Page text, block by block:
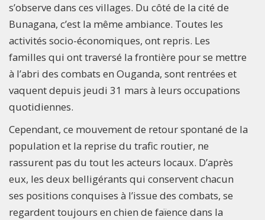
s’observe dans ces villages. Du côté de la cité de
Bunagana, c’est la même ambiance. Toutes les
activités socio-économiques, ont repris. Les
familles qui ont traversé la frontière pour se mettre
à l’abri des combats en Ouganda, sont rentrées et
vaquent depuis jeudi 31 mars à leurs occupations
quotidiennes.
Cependant, ce mouvement de retour spontané de la
population et la reprise du trafic routier, ne
rassurent pas du tout les acteurs locaux. D’après
eux, les deux belligérants qui conservent chacun
ses positions conquises à l’issue des combats, se
regardent toujours en chien de faïence dans la